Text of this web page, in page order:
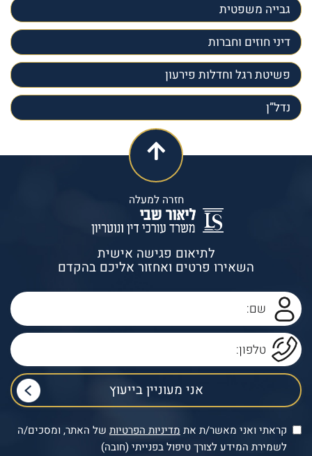
גבייה משפטית
דיני חוזים וחברות
פשיטת רגל וחדלות פירעון
נדל”ן
חזרה למעלה
לתיאום פגישה אישית
השאירו פרטים ואחזור אליכם בהקדם
קראתי ואני מאשר/ת את מדיניות הפרטיות של האתר, ומסכים/ה
לשמירת המידע לצורך טיפול בפנייתי (חובה)